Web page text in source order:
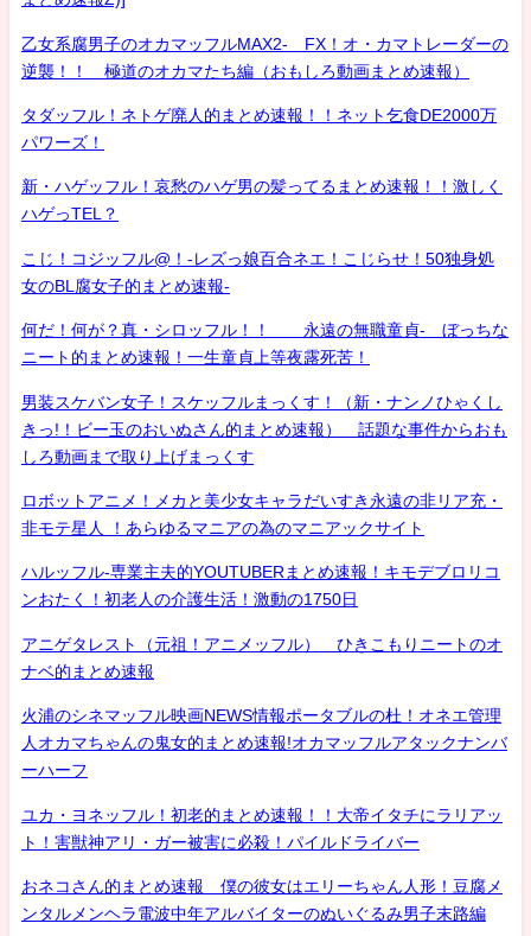
乙女系腐男子のオカマッフルMAX2- FX！オ・カマトレーダーの
逆襲！！ 極道のオカマたち編（おもしろ動画まとめ速報）
タダッフル！ネトゲ廃人的まとめ速報！！ネット乞食DE2000万
パワーズ！
新・ハゲッフル！哀愁のハゲ男の髪ってるまとめ速報！！激しく
ハゲっTEL？
こじ！コジッフル@！-レズっ娘百合ネエ！こじらせ！50独身処
女のBL腐女子的まとめ速報-
何だ！何が？真・シロッフル！！ 永遠の無職童貞- ぼっちな
ニート的まとめ速報！一生童貞上等夜露死苦！
男装スケバン女子！スケッフルまっくす！（新・ナンノひゃくし
きっ!！ビー玉のおいぬさん的まとめ速報） 話題な事件からおも
しろ動画まで取り上げまっくす
ロボットアニメ！メカと美少女キャラだいすき永遠の非リア充・
非モテ星人 ！あらゆるマニアの為のマニアックサイト
ハルッフル-専業主夫的YOUTUBERまとめ速報！キモデブロリコ
ンおたく！初老人の介護生活！激動の1750日
アニゲタレスト（元祖！アニメッフル） ひきこもりニートのオ
ナベ的まとめ速報
火浦のシネマッフル映画NEWS情報ポータブルの杜！オネエ管理
人オカマちゃんの鬼女的まとめ速報!オカマッフルアタックナンバ
ーハーフ
ユカ・ヨネッフル！初老的まとめ速報！！大帝イタチにラリアッ
ト！害獣神アリ・ガー被害に必殺！パイルドライバー
おネコさん的まとめ速報 僕の彼女はエリーちゃん人形！豆腐メ
ンタルメンヘラ電波中年アルバイターのぬいぐるみ男子末路編